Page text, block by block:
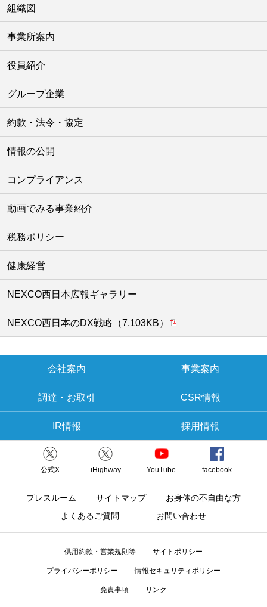
組織図
事業所案内
役員紹介
グループ企業
約款・法令・協定
情報の公開
コンプライアンス
動画でみる事業紹介
税務ポリシー
健康経営
NEXCO西日本広報ギャラリー
NEXCO西日本のDX戦略（7,103KB）
会社案内 事業案内
調達・お取引 CSR情報
IR情報 採用情報
公式X iHighway YouTube facebook
プレスルーム サイトマップ
お身体の不自由な方
よくあるご質問
お問い合わせ
供用約款・営業規則等 サイトポリシー
プライバシーポリシー 情報セキュリティポリシー
免責事項 リンク